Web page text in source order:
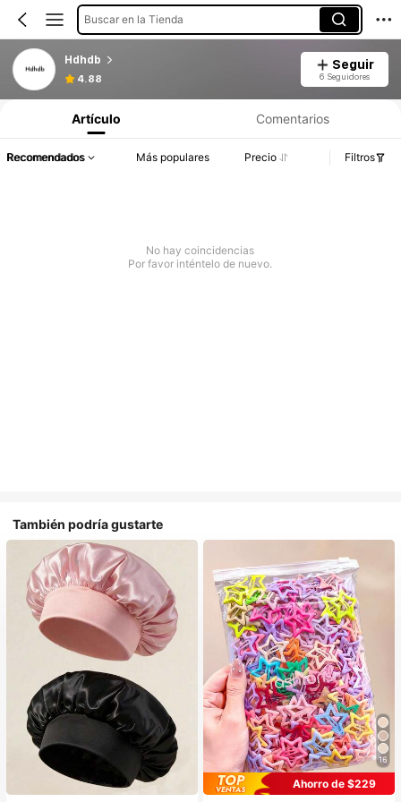
Buscar en la Tienda
Hdhdb
4.88
Seguir
6 Seguidores
Artículo Comentarios
Recomendados Más populares Precio Filtros
No hay coincidencias
Por favor inténtelo de nuevo.
También podría gustarte
#1 Más vendidos
en Multicolor Gorros para el pelo para mujer
Establecido hace 1 año
16
Ahorro de $229
#1 Más vendidos
en Casual Accesorios para el cabello de las mujere
¡Casi agotado!